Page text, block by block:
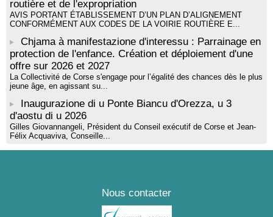
routière et de l'expropriation
AVIS PORTANT ÉTABLISSEMENT D’UN PLAN D’ALIGNEMENT
CONFORMÉMENT AUX CODES DE LA VOIRIE ROUTIÈRE E...
Chjama à manifestazione d'interessu : Parrainage en
protection de l'enfance. Création et déploiement d'une
offre sur 2026 et 2027
La Collectivité de Corse s'engage pour l’égalité des chances dès le plus
jeune âge, en agissant su...
Inaugurazione di u Ponte Biancu d'Orezza, u 3
d'aostu di u 2026
Gilles Giovannangeli, Président du Conseil exécutif de Corse et Jean-
Félix Acquaviva, Conseille...
Nous contacter